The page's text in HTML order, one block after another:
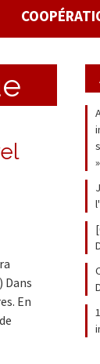
Dans
En
»